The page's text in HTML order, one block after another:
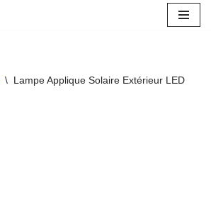
\ Lampe Applique Solaire Extérieur LED